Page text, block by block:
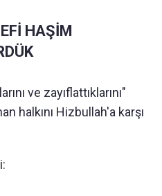
HAŞİM
ve zayıflattıklarını"
halkını Hizbullah'a karşı